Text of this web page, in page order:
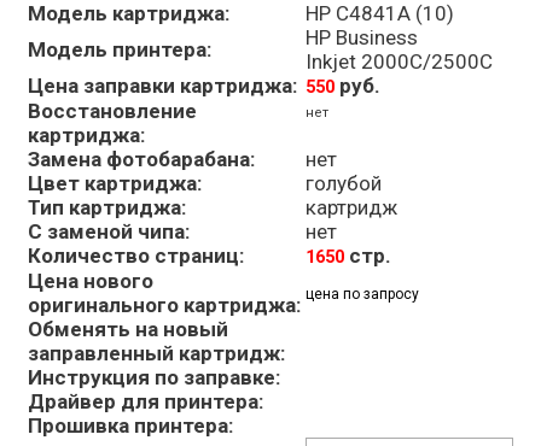
Модель картриджа:
HP C4841A (10)
Модель принтера:
HP Business
Inkjet 2000C/2500C
Цена заправки картриджа: 550 руб.
Восстановление
картриджа:
нет
Замена фотобарабана:
нет
Цвет картриджа:
голубой
Тип картриджа:
картридж
С заменой чипа:
нет
Количество страниц:
1650стр.
Цена нового
оригинального картриджа: цена по запросу
Обменять на новый
заправленный картридж:
Инструкция по заправке:
Драйвер для принтера:
Прошивка принтера: